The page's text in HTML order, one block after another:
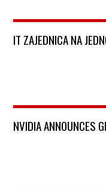
IT ZAJEDNICA NA
NVIDIA ANNOUNCES